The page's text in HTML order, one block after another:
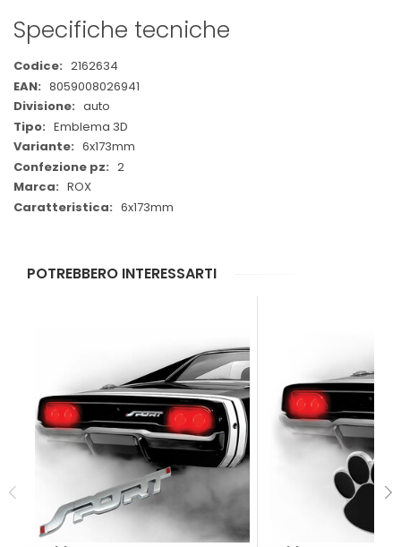
Specifiche tecniche
Maggiori
Informazioni
2162634
8059008026941
auto
Emblema 3D
6x173mm
2
ROX
6x173mm
POTREBBERO INTERESSARTI